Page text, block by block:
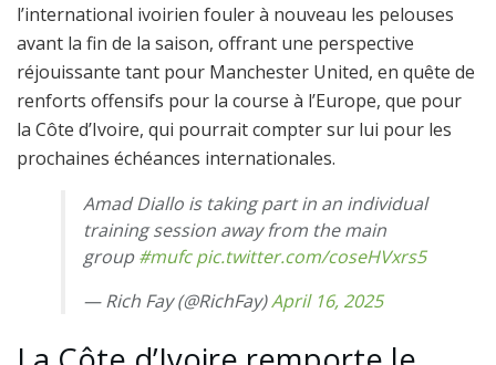
l’international ivoirien fouler à nouveau les pelouses
avant la fin de la saison, offrant une perspective
réjouissante tant pour Manchester United, en quête de
renforts offensifs pour la course à l’Europe, que pour
la Côte d’Ivoire, qui pourrait compter sur lui pour les
prochaines échéances internationales.
Amad Diallo is taking part in an individual
training session away from the main
group#mufc pic.twitter.com/coseHVxrs5
— Rich Fay (@RichFay)April 16, 2025